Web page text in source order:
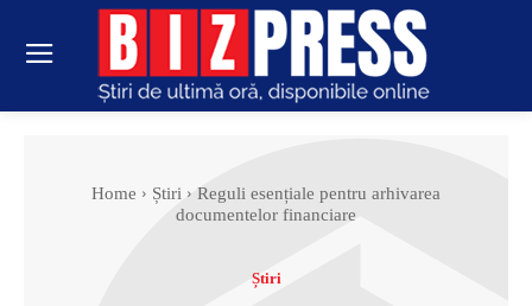
Home Știri
Reguli esențiale pentru arhivarea
documentelor financiare
Știri